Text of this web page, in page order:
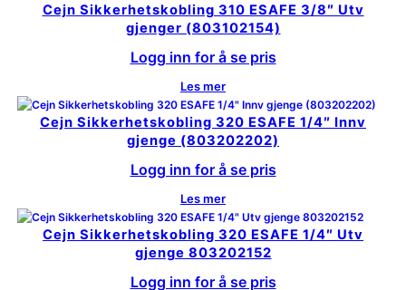
Cejn Sikkerhetskobling 310 ESAFE 3/8″ Utv
gjenger (803102154)
Logg inn for å se pris
Les mer
Cejn Sikkerhetskobling 320 ESAFE 1/4″ Innv
gjenge (803202202)
Logg inn for å se pris
Les mer
Cejn Sikkerhetskobling 320 ESAFE 1/4″ Utv
gjenge 803202152
Logg inn for å se pris